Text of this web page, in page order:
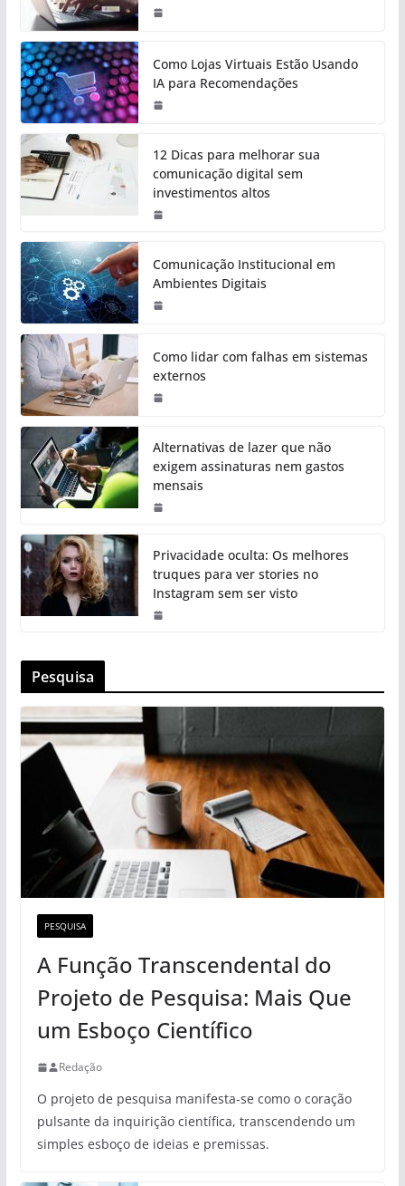
Como Lojas Virtuais Estão Usando
IA para Recomendações
12 Dicas para melhorar sua
comunicação digital sem
investimentos altos
Comunicação Institucional em
Ambientes Digitais
Como lidar com falhas em sistemas
externos
Alternativas de lazer que não
exigem assinaturas nem gastos
mensais
Privacidade oculta: Os melhores
truques para ver stories no
Instagram sem ser visto
Pesquisa
PESQUISA
A Função Transcendental do
Projeto de Pesquisa: Mais Que
um Esboço Científico
Redação
O projeto de pesquisa manifesta-se como o coração
pulsante da inquirição científica, transcendendo um
simples esboço de ideias e premissas.